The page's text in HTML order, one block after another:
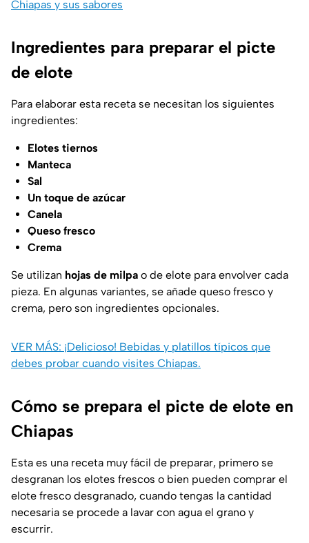
Chiapas y sus sabores
Ingredientes para preparar el picte
de elote
Para elaborar esta receta se necesitan los siguientes
ingredientes:
Elotes tiernos
Manteca
Sal
Un toque de azúcar
Canela
Queso fresco
Crema
Se utilizan hojas de milpa o de elote para envolver cada
pieza. En algunas variantes, se añade queso fresco y
crema, pero son ingredientes opcionales.
VER MÁS: ¡Delicioso! Bebidas y platillos típicos que
debes probar cuando visites Chiapas.
Cómo se prepara el picte de elote en
Chiapas
Esta es una receta muy fácil de preparar, primero se
desgranan los elotes frescos o bien pueden comprar el
elote fresco desgranado, cuando tengas la cantidad
necesaria se procede a lavar con agua el grano y
escurrir.